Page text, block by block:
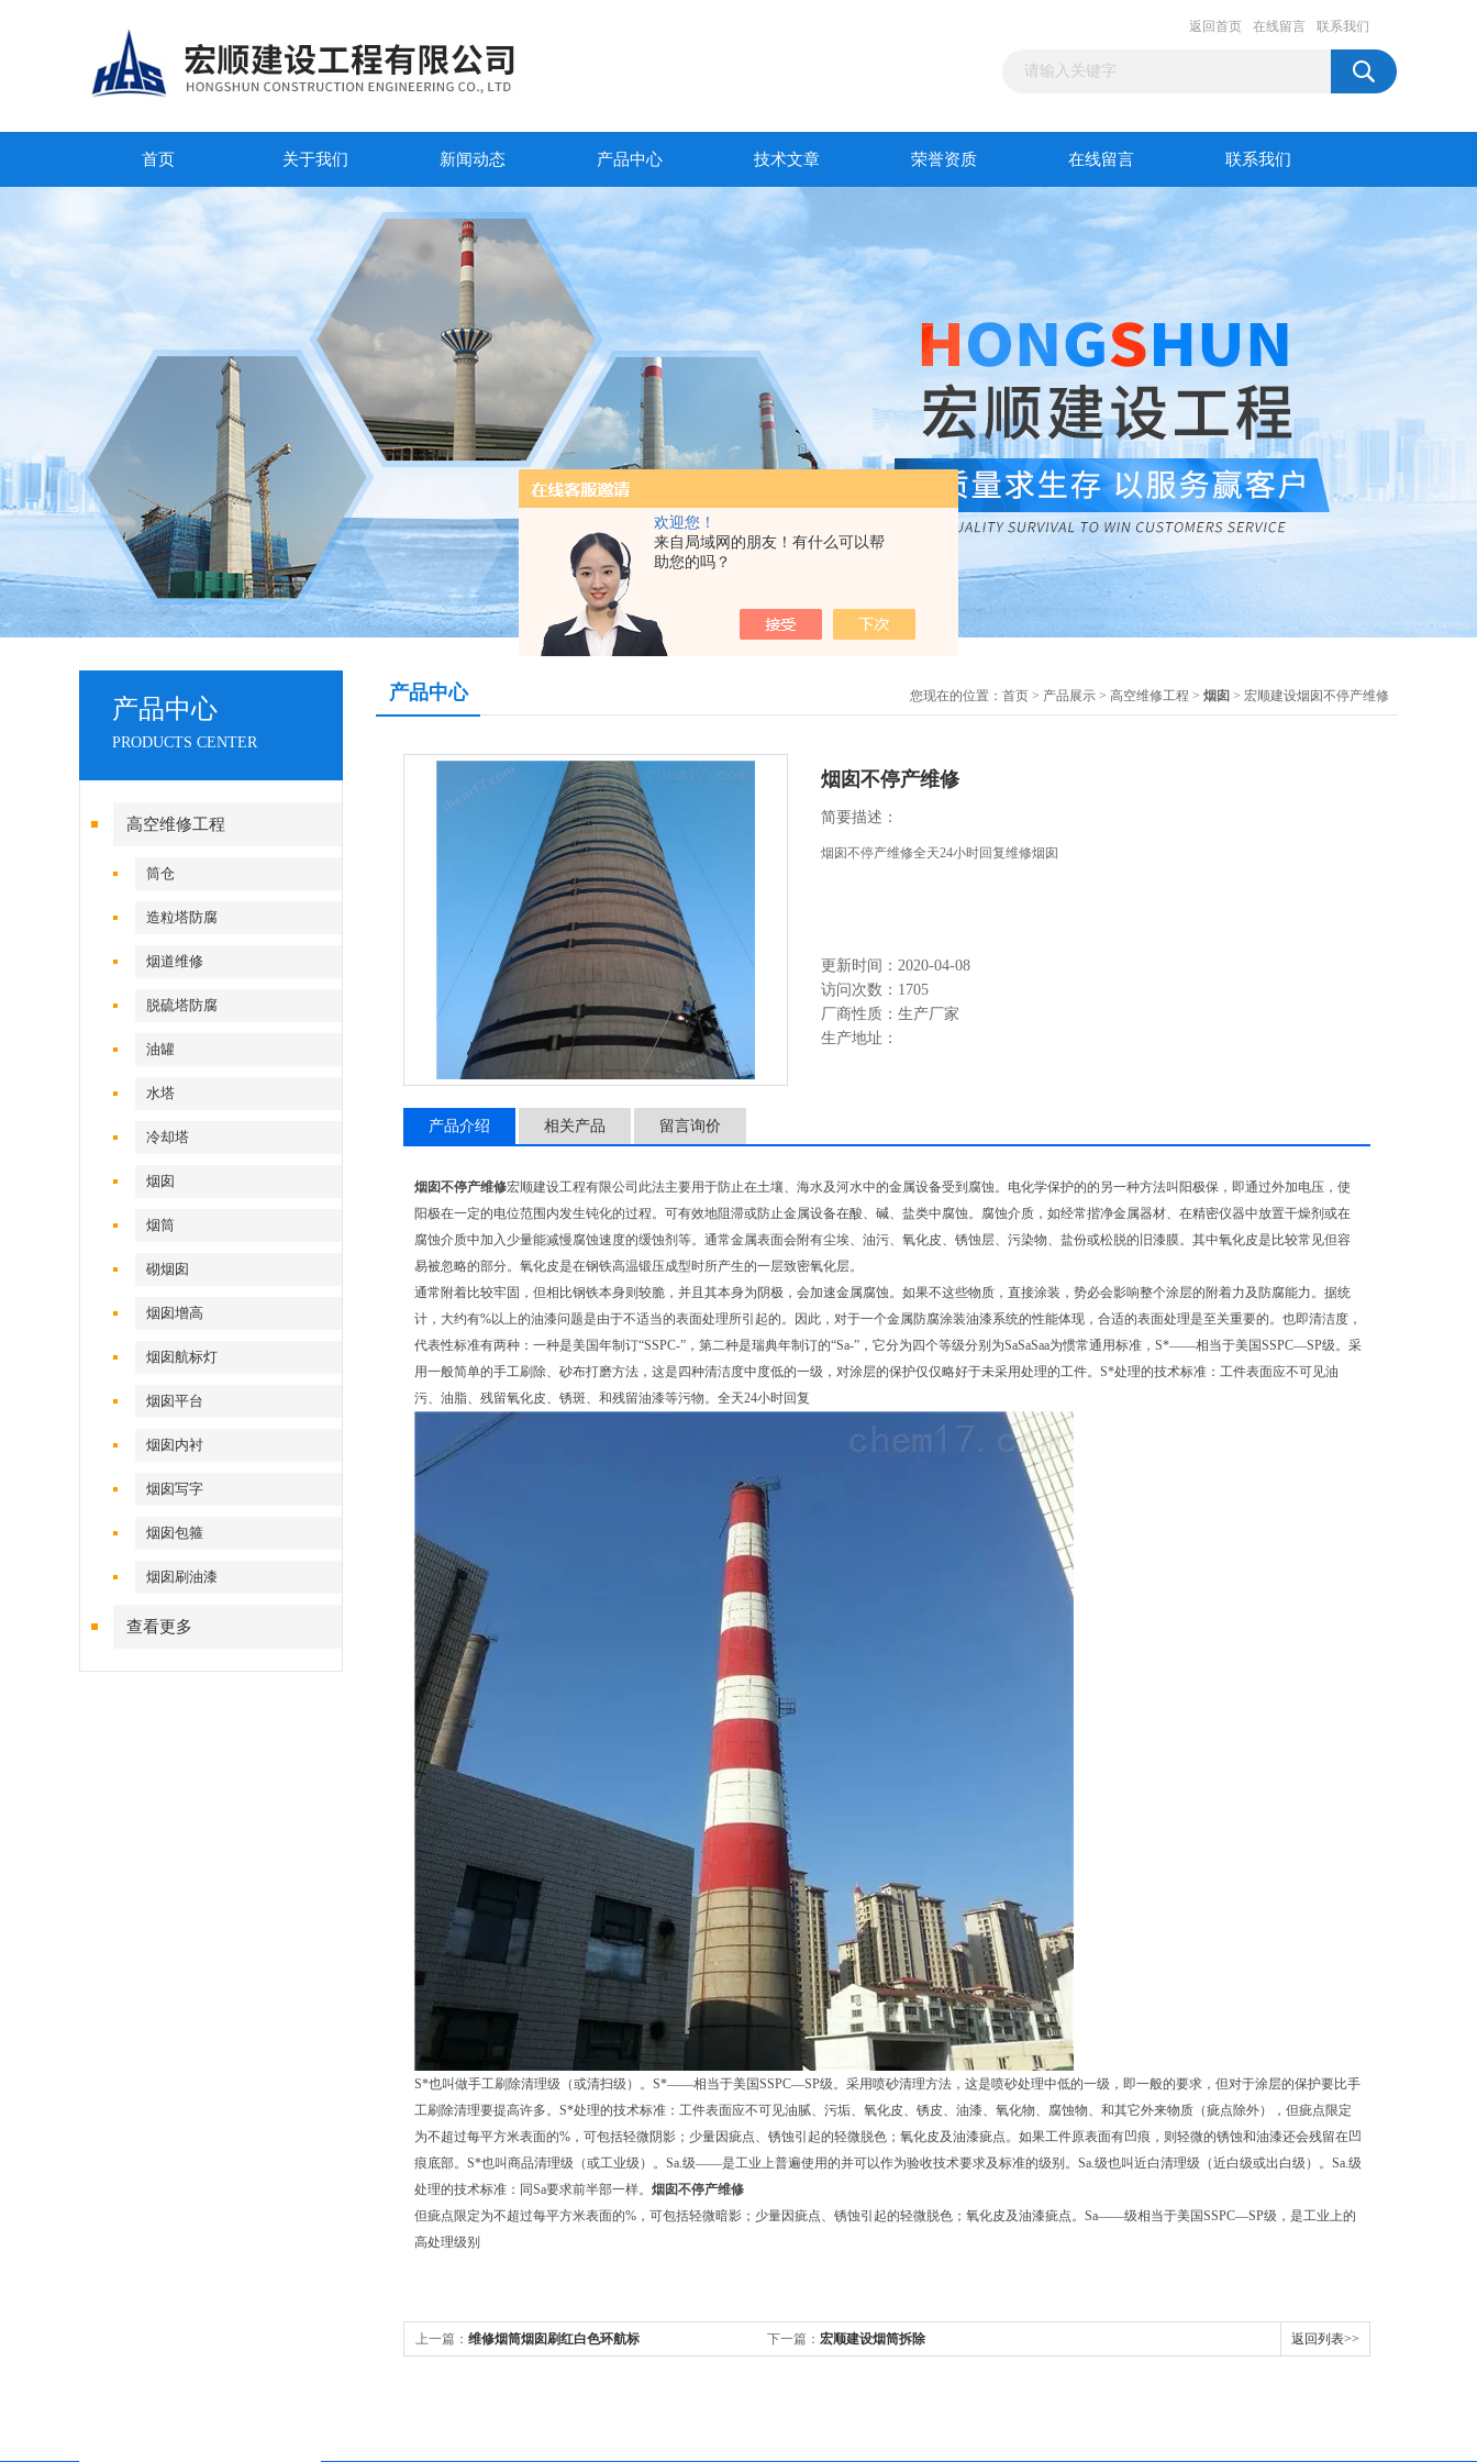
欢迎您！
来自局域网的朋友！有什么可以帮
助您的吗？
返回首页 在线留言 联系我们
首页 关于我们 新闻动态 产品中心 技术文章 荣誉资质 在线留言 联系我们
产品中心
PRODUCTS CENTER
高空维修工程
筒仓
造粒塔防腐
烟道维修
脱硫塔防腐
油罐
水塔
冷却塔
烟囱
烟筒
砌烟囱
烟囱增高
烟囱航标灯
烟囱平台
烟囱内衬
烟囱写字
烟囱包箍
烟囱刷油漆
查看更多
产品中心 您现在的位置： 首页 > 产品展示 > 高空维修工程 > 烟囱 > 宏顺建设烟囱不停产维修
烟囱不停产维修
简要描述：
烟囱不停产维修全天24小时回复维修烟囱
更新时间：2020-04-08
访问次数：1705
厂商性质：生产厂家
生产地址：
产品介绍 相关产品 留言询价
烟囱不停产维修宏顺建设工程有限公司此法主要用于防止在土壤、海水及河水中的金属设备受到腐蚀。电化学保护的的另一种方法叫阳极保，即通过外加电压，使
阳极在一定的电位范围内发生钝化的过程。可有效地阻滞或防止金属设备在酸、碱、盐类中腐蚀。腐蚀介质，如经常揩净金属器材、在精密仪器中放置干燥剂或在
腐蚀介质中加入少量能减慢腐蚀速度的缓蚀剂等。通常金属表面会附有尘埃、油污、氧化皮、锈蚀层、污染物、盐份或松脱的旧漆膜。其中氧化皮是比较常见但容
易被忽略的部分。氧化皮是在钢铁高温锻压成型时所产生的一层致密氧化层。
通常附着比较牢固，但相比钢铁本身则较脆，并且其本身为阴极，会加速金属腐蚀。如果不这些物质，直接涂装，势必会影响整个涂层的附着力及防腐能力。据统
计，大约有%以上的油漆问题是由于不适当的表面处理所引起的。因此，对于一个金属防腐涂装油漆系统的性能体现，合适的表面处理是至关重要的。也即清洁度，
代表性标准有两种：一种是美国年制订“SSPC-”，第二种是瑞典年制订的“Sa-”，它分为四个等级分别为SaSaSaa为惯常通用标准，S*——相当于美国SSPC—SP级。采
用一般简单的手工刷除、砂布打磨方法，这是四种清洁度中度低的一级，对涂层的保护仅仅略好于未采用处理的工件。S*处理的技术标准：工件表面应不可见油
污、油脂、残留氧化皮、锈斑、和残留油漆等污物。全天24小时回复
S*也叫做手工刷除清理级（或清扫级）。S*——相当于美国SSPC—SP级。采用喷砂清理方法，这是喷砂处理中低的一级，即一般的要求，但对于涂层的保护要比手
工刷除清理要提高许多。S*处理的技术标准：工件表面应不可见油腻、污垢、氧化皮、锈皮、油漆、氧化物、腐蚀物、和其它外来物质（疵点除外），但疵点限定
为不超过每平方米表面的%，可包括轻微阴影；少量因疵点、锈蚀引起的轻微脱色；氧化皮及油漆疵点。如果工件原表面有凹痕，则轻微的锈蚀和油漆还会残留在凹
痕底部。S*也叫商品清理级（或工业级）。Sa.级——是工业上普遍使用的并可以作为验收技术要求及标准的级别。Sa.级也叫近白清理级（近白级或出白级）。Sa.级
处理的技术标准：同Sa要求前半部一样。 烟囱不停产维修
但疵点限定为不超过每平方米表面的%，可包括轻微暗影；少量因疵点、锈蚀引起的轻微脱色；氧化皮及油漆疵点。Sa——级相当于美国SSPC—SP级，是工业上的
高处理级别
上一篇： 维修烟筒烟囱刷红白色环航标 下一篇： 宏顺建设烟筒拆除 返回列表>>